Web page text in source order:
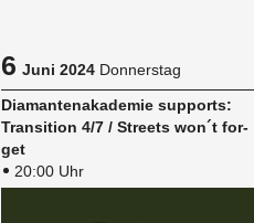
6Juni 2024 Donnerstag
Dia­man­ten­aka­de­mie sup­ports:
Tran­si­ti­on 4/7 / Streets won´t for­
get
20:00 Uhr